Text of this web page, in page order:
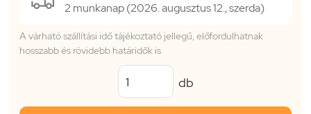
2 munkanap (2026. augusztus 12., szerda)
A várható szállítási idő tájékoztató jellegű, előfordulhatnak
hosszabb és rövidebb határidők is
db